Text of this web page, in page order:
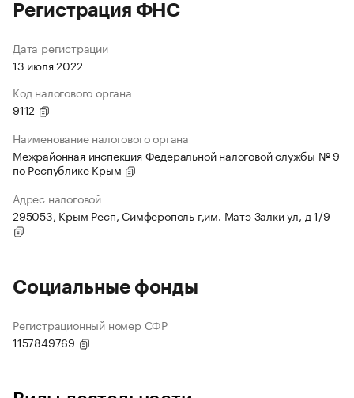
Регистрация ФНС
Дата регистрации
13 июля 2022
Код налогового органа
9112
Наименование налогового органа
Межрайонная инспекция Федеральной налоговой службы № 9
по Республике Крым
Адрес налоговой
295053, Крым Респ, Симферополь г,им. Матэ Залки ул, д 1/9
Социальные фонды
Регистрационный номер СФР
1157849769